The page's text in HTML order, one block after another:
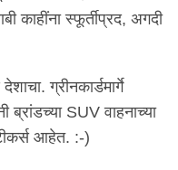
काहींना स्फूर्तीप्रद, अगदी
ग्रीनकार्डमार्गे
ब्रांडच्या SUV वाहनाच्या
आहेत. :-)